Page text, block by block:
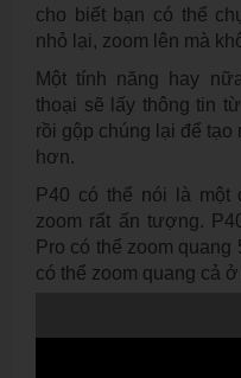
cho biết bạn có thể
nhỏ lại, zoom lên mà
Một tính năng hay
thoại sẽ lấy thông tin
rồi gộp chúng lại để tạo
hơn.
P40 có thể nói là một
zoom rất ấn tượng.
Pro có thể zoom
có thể zoom quang cả